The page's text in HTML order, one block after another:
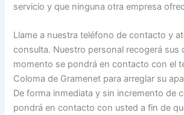
servicio y que ninguna otra empresa
Llame a nuestra teléfono de contacto y
consulta. Nuestro personal recogerá sus
momento se pondrá en contacto con el
Coloma de Gramenet para arreglar su
De forma inmediata y sin incremento de
pondrá en contacto con usted a fin de